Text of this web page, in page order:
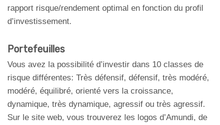
rapport risque/rendement optimal en fonction du profil
d’investissement.
Portefeuilles
Vous avez la possibilité d’investir dans 10 classes de
risque différentes: Très défensif, défensif, très modéré,
modéré, équilibré, orienté vers la croissance,
dynamique, très dynamique, agressif ou très agressif.
Sur le site web, vous trouverez les logos d’Amundi, de